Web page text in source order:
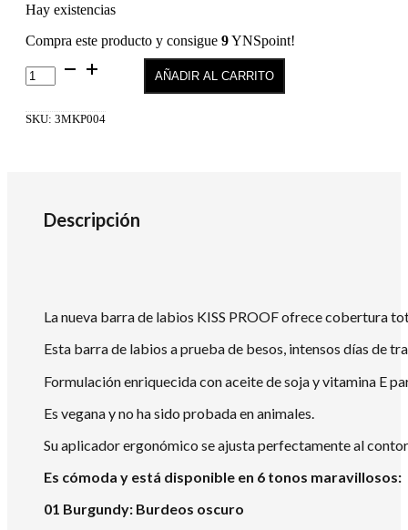
Hay existencias
Compra este producto y consigue 9YNSpoint!
KISS
PROOF
BARRA
cantidad
AÑADIR AL CARRITO
SKU: 3MKP004
Descripción
La nueva barra de labios KISS PROOF ofrece cobertura
Esta barra de labios a prueba de besos, intensos días de
Formulación enriquecida con aceite de soja y vitamina E
Es vegana y no ha sido probada en animales.
Su aplicador ergonómico se ajusta perfectamente al
Es cómoda y está disponible en 6 tonos maravillosos:
01 Burgundy: Burdeos oscuro